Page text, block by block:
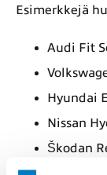
Esimerkkejä
Audi Fit
Hyundai
Nissan
Škodan